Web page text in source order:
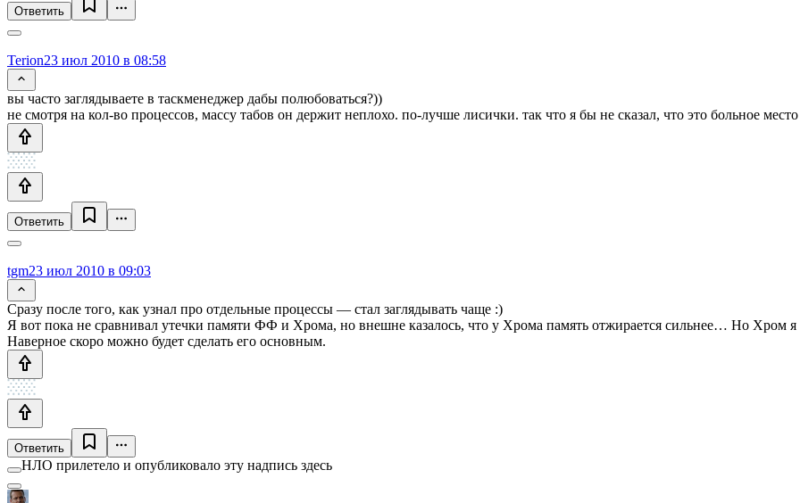
Ответить
Terion23 июл 2010 в 08:58
вы часто заглядываете в таскменеджер дабы полюбоваться?))
не смотря на кол-во процессов, массу табов он держит неплохо. по-лучше лисички. так что я бы не сказал, что это больное место
Ответить
tgm23 июл 2010 в 09:03
Сразу после того, как узнал про отдельные процессы — стал заглядывать чаще :)
Я вот пока не сравнивал утечки памяти ФФ и Хрома, но внешне казалось, что у Хрома память отжирается сильнее… Но Хром
Наверное скоро можно будет сделать его основным.
Ответить
НЛО прилетело и опубликовало эту надпись здесь